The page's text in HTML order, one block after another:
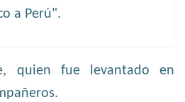
a Perú".
quien fue levantado en